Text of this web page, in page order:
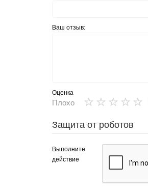
Ваш отзыв:
Оценка
Плохо ★
★
★
★
★
Защита от роботов
Выполните
действие